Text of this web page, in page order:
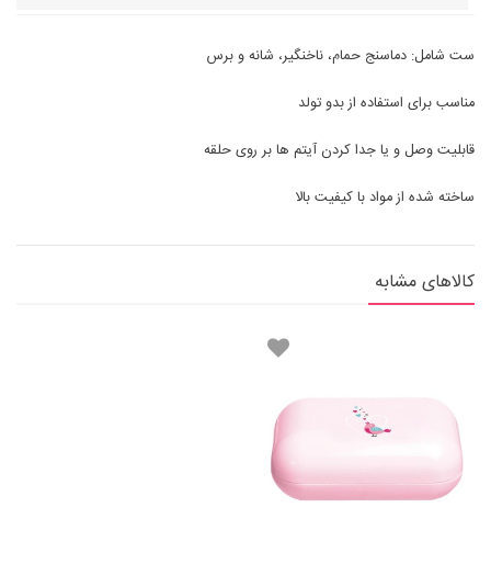
ست شامل: دماسنج حمام، ناخنگیر، شانه و برس
مناسب برای استفاده از بدو تولد
قابلیت وصل و یا جدا کردن آیتم ها بر روی حلقه
ساخته شده از مواد با کیفیت بالا
کالاهای مشابه